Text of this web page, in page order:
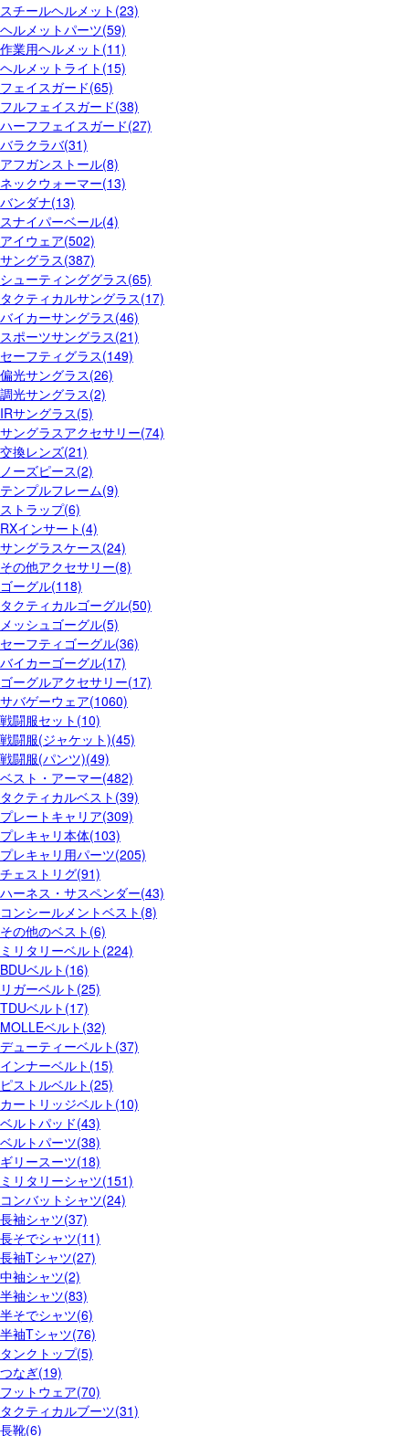
スチールヘルメット(23)
ヘルメットパーツ(59)
作業用ヘルメット(11)
ヘルメットライト(15)
フェイスガード(65)
フルフェイスガード(38)
ハーフフェイスガード(27)
バラクラバ(31)
アフガンストール(8)
ネックウォーマー(13)
バンダナ(13)
スナイパーベール(4)
アイウェア(502)
サングラス(387)
シューティンググラス(65)
タクティカルサングラス(17)
バイカーサングラス(46)
スポーツサングラス(21)
セーフティグラス(149)
偏光サングラス(26)
調光サングラス(2)
IRサングラス(5)
サングラスアクセサリー(74)
交換レンズ(21)
ノーズピース(2)
テンプルフレーム(9)
ストラップ(6)
RXインサート(4)
サングラスケース(24)
その他アクセサリー(8)
ゴーグル(118)
タクティカルゴーグル(50)
メッシュゴーグル(5)
セーフティゴーグル(36)
バイカーゴーグル(17)
ゴーグルアクセサリー(17)
サバゲーウェア(1060)
戦闘服セット(10)
戦闘服(ジャケット)(45)
戦闘服(パンツ)(49)
ベスト・アーマー(482)
タクティカルベスト(39)
プレートキャリア(309)
プレキャリ本体(103)
プレキャリ用パーツ(205)
チェストリグ(91)
ハーネス・サスペンダー(43)
コンシールメントベスト(8)
その他のベスト(6)
ミリタリーベルト(224)
BDUベルト(16)
リガーベルト(25)
TDUベルト(17)
MOLLEベルト(32)
デューティーベルト(37)
インナーベルト(15)
ピストルベルト(25)
カートリッジベルト(10)
ベルトパッド(43)
ベルトパーツ(38)
ギリースーツ(18)
ミリタリーシャツ(151)
コンバットシャツ(24)
長袖シャツ(37)
長そでシャツ(11)
長袖Tシャツ(27)
中袖シャツ(2)
半袖シャツ(83)
半そでシャツ(6)
半袖Tシャツ(76)
タンクトップ(5)
つなぎ(19)
フットウェア(70)
タクティカルブーツ(31)
長靴(6)